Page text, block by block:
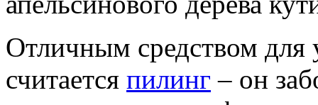
Отличным средством для
считается пилинг – он